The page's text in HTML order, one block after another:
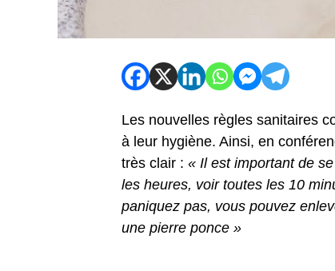
Les nouvelles règles sanitaires
à leur hygiène. Ainsi, en
très clair : « Il est important de
les heures, voir toutes les 10
paniquez pas, vous pouvez
une pierre ponce »